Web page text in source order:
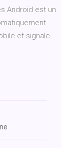
Android est un
et signale